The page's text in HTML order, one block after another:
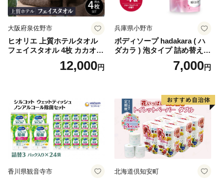
大阪府泉佐野市
ヒオリエ 上質ホテルタオル
フェイスタオル 4枚 カカオ
【タオル 泉州タオル 吸水 普
段使い 無地 シンプル 日用品
12,000円
兵庫県小野市
ボディソープ hadakara ( ハ
ダカラ ) 泡タイプ 詰め替え 4
40ml×4袋 ボディーソープ 泡
ボディソープ 泡 日用品 消耗
泡石鹸 石鹸 兵庫 兵庫県 小野
7,000円
香川県観音寺市 北海道倶知安町